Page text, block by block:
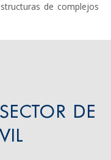
de complejos
DE